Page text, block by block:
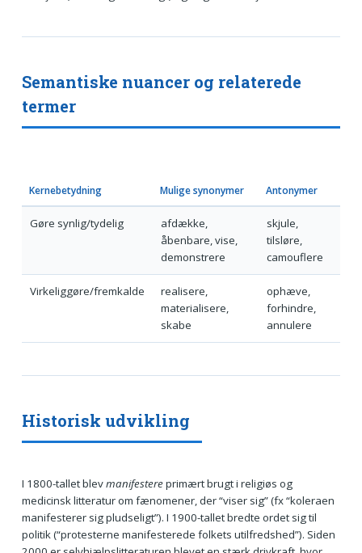
Semantiske nuancer og relaterede
termer
Kernebetydning Mulige synonymer Antonymer
Gøre synlig/tydelig
afdække,
åbenbare, vise,
demonstrere
skjule,
tilsløre,
camouflere
Virkeliggøre/fremkalde
realisere,
materialisere,
skabe
ophæve,
forhindre,
annulere
Historisk udvikling
I 1800-tallet blevmanifestereprimært brugt i religiøs og
medicinsk litteratur om fænomener, der “viser sig” (fx “koleraen
manifesterer sig pludseligt”). I 1900-tallet bredte ordet sig til
politik (“protesterne manifesterede folkets utilfredshed”). Siden